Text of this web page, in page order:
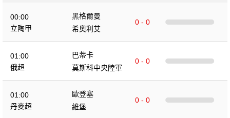
00:00
立陶甲
黑格爾曼
0 - 0
希奧利艾
01:00
俄超
巴蒂卡
0 - 0
莫斯科中央陸軍
01:00
丹麥超
歐登塞
0 - 0
維堡